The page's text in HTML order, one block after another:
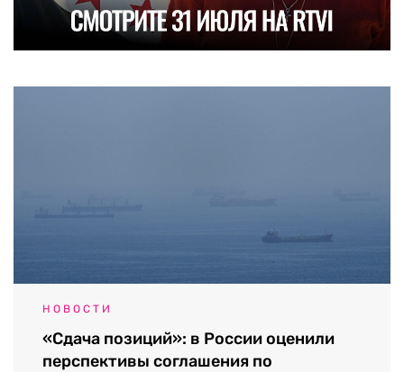
НОВОСТИ
«Сдача позиций»: в России оценили
перспективы соглашения по